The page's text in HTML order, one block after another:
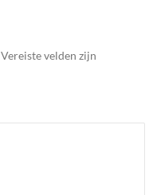
Vereiste velden zijn